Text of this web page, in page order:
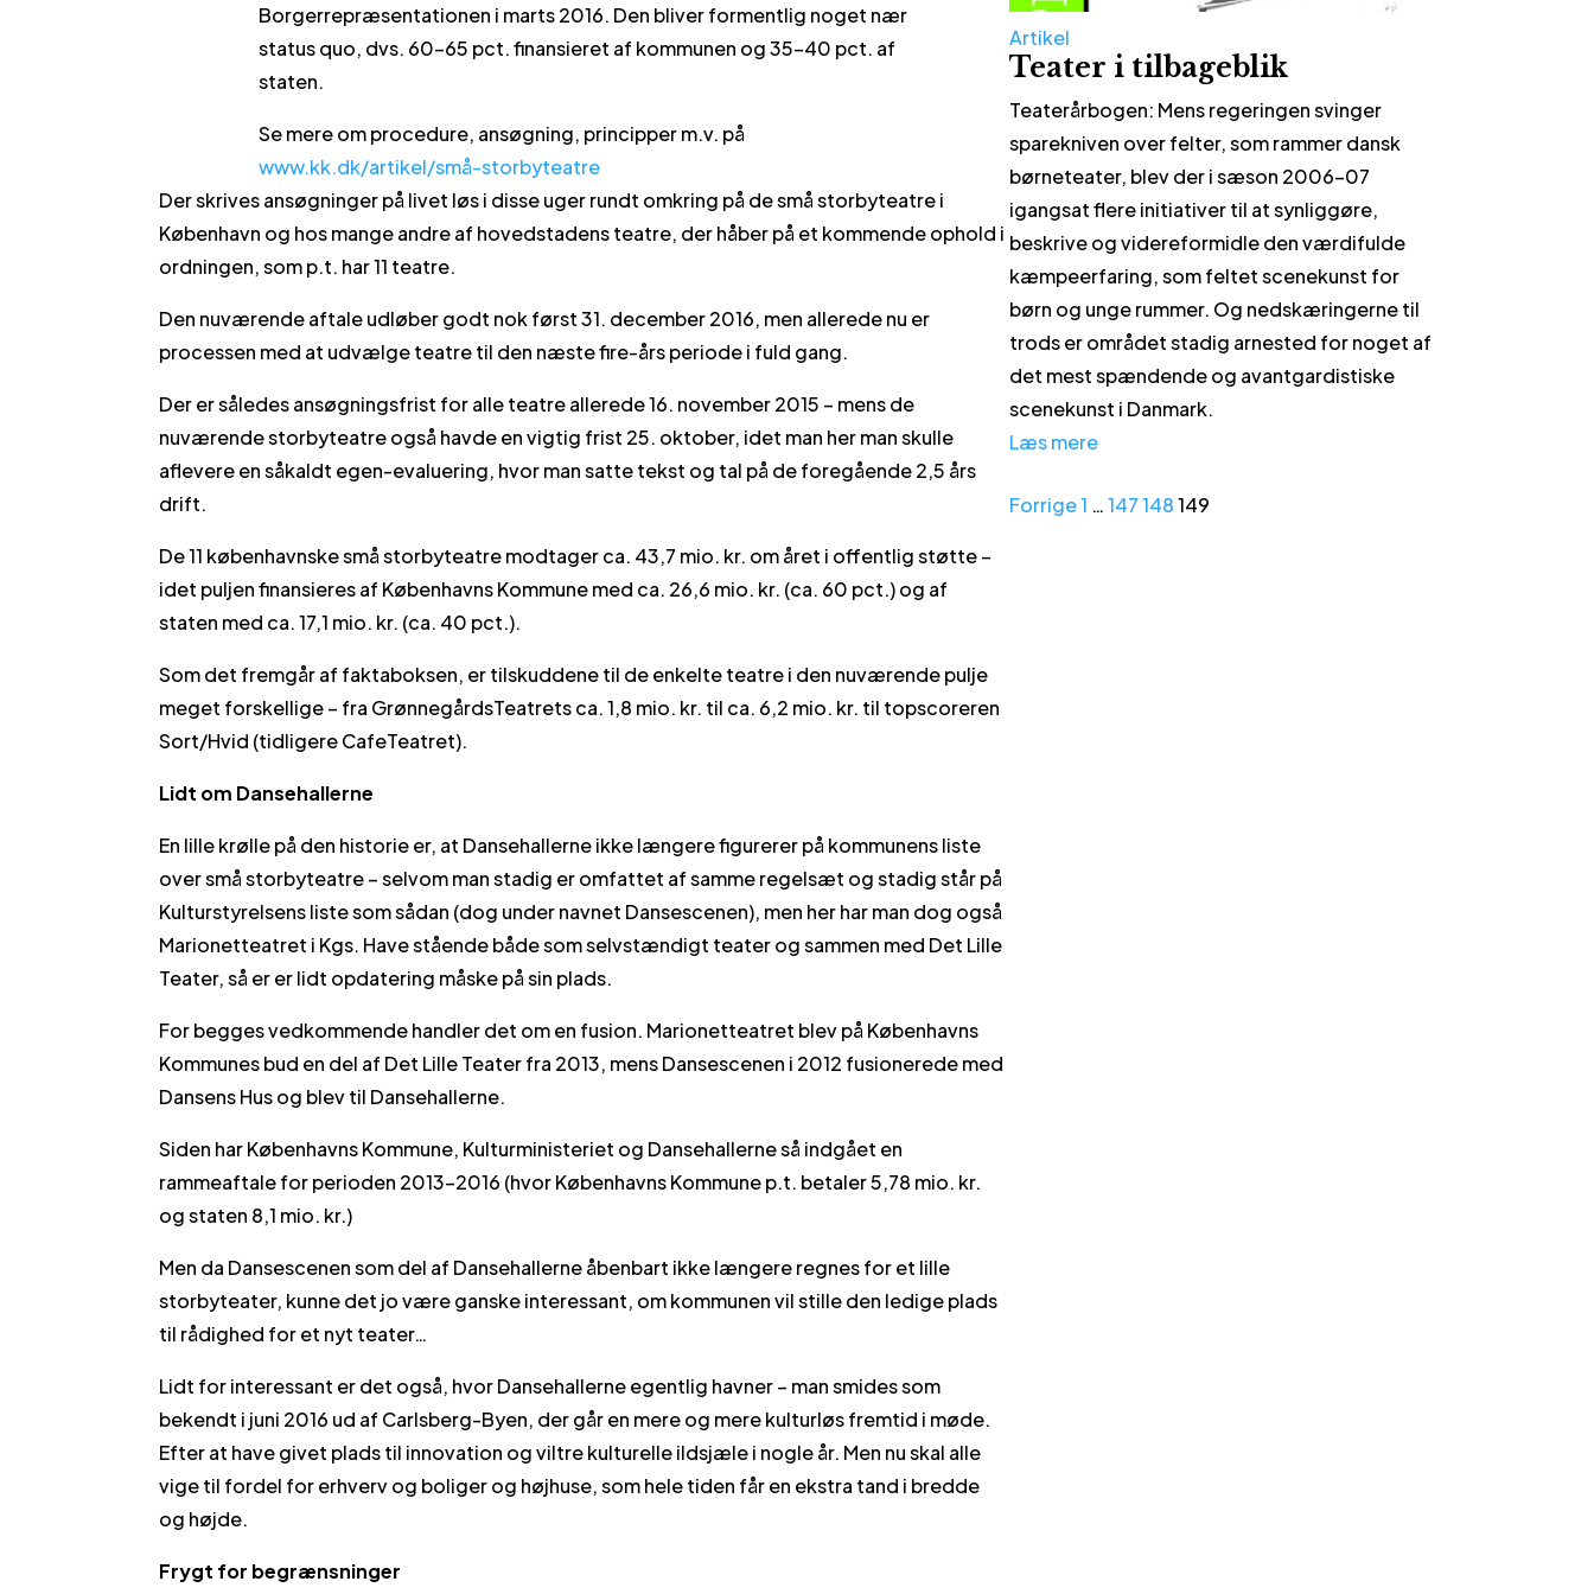
Borgerrepræsentationen i marts 2016. Den bliver formentlig noget nær
status quo, dvs. 60-65 pct. finansieret af kommunen og 35-40 pct. af
staten.
Se mere om procedure, ansøgning, principper m.v. på
www.kk.dk/artikel/små-storbyteatre
Der skrives ansøgninger på livet løs i disse uger rundt omkring på de små storbyteatre i
København og hos mange andre af hovedstadens teatre, der håber på et kommende ophold i
ordningen, som p.t. har 11 teatre.
Den nuværende aftale udløber godt nok først 31. december 2016, men allerede nu er
processen med at udvælge teatre til den næste fire-års periode i fuld gang.
Der er således ansøgningsfrist for alle teatre allerede 16. november 2015 – mens de
nuværende storbyteatre også havde en vigtig frist 25. oktober, idet man her man skulle
aflevere en såkaldt egen-evaluering, hvor man satte tekst og tal på de foregående 2,5 års
drift.
De 11 københavnske små storbyteatre modtager ca. 43,7 mio. kr. om året i offentlig støtte –
idet puljen finansieres af Københavns Kommune med ca. 26,6 mio. kr. (ca. 60 pct.) og af
staten med ca. 17,1 mio. kr. (ca. 40 pct.).
Som det fremgår af faktaboksen, er tilskuddene til de enkelte teatre i den nuværende pulje
meget forskellige – fra GrønnegårdsTeatrets ca. 1,8 mio. kr. til ca. 6,2 mio. kr. til topscoreren
Sort/Hvid (tidligere CafeTeatret).
Lidt om Dansehallerne
En lille krølle på den historie er, at Dansehallerne ikke længere figurerer på kommunens liste
over små storbyteatre – selvom man stadig er omfattet af samme regelsæt og stadig står på
Kulturstyrelsens liste som sådan (dog under navnet Dansescenen), men her har man dog også
Marionetteatret i Kgs. Have stående både som selvstændigt teater og sammen med Det Lille
Teater, så er er lidt opdatering måske på sin plads.
For begges vedkommende handler det om en fusion. Marionetteatret blev på Københavns
Kommunes bud en del af Det Lille Teater fra 2013, mens Dansescenen i 2012 fusionerede med
Dansens Hus og blev til Dansehallerne.
Siden har Københavns Kommune, Kulturministeriet og Dansehallerne så indgået en
rammeaftale for perioden 2013-2016 (hvor Københavns Kommune p.t. betaler 5,78 mio. kr.
og staten 8,1 mio. kr.)
Men da Dansescenen som del af Dansehallerne åbenbart ikke længere regnes for et lille
storbyteater, kunne det jo være ganske interessant, om kommunen vil stille den ledige plads
til rådighed for et nyt teater…
Lidt for interessant er det også, hvor Dansehallerne egentlig havner – man smides som
bekendt i juni 2016 ud af Carlsberg-Byen, der går en mere og mere kulturløs fremtid i møde.
Efter at have givet plads til innovation og viltre kulturelle ildsjæle i nogle år. Men nu skal alle
vige til fordel for erhverv og boliger og højhuse, som hele tiden får en ekstra tand i bredde
og højde.
Frygt for begrænsninger
Artikel
Teater i tilbageblik
Teaterårbogen: Mens regeringen svinger
sparekniven over felter, som rammer dansk
børneteater, blev der i sæson 2006-07
igangsat flere initiativer til at synliggøre,
beskrive og videreformidle den værdifulde
kæmpeerfaring, som feltet scenekunst for
børn og unge rummer. Og nedskæringerne til
trods er området stadig arnested for noget af
det mest spændende og avantgardistiske
scenekunst i Danmark.
Læs mere
Forrige1 …147148149